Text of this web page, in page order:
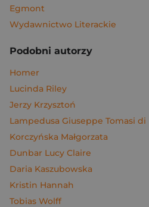
Egmont
Wydawnictwo Literackie
Podobni autorzy
Homer
Lucinda Riley
Jerzy Krzysztoń
Lampedusa Giuseppe Tomasi di
Korczyńska Małgorzata
Dunbar Lucy Claire
Daria Kaszubowska
Kristin Hannah
Tobias Wolff